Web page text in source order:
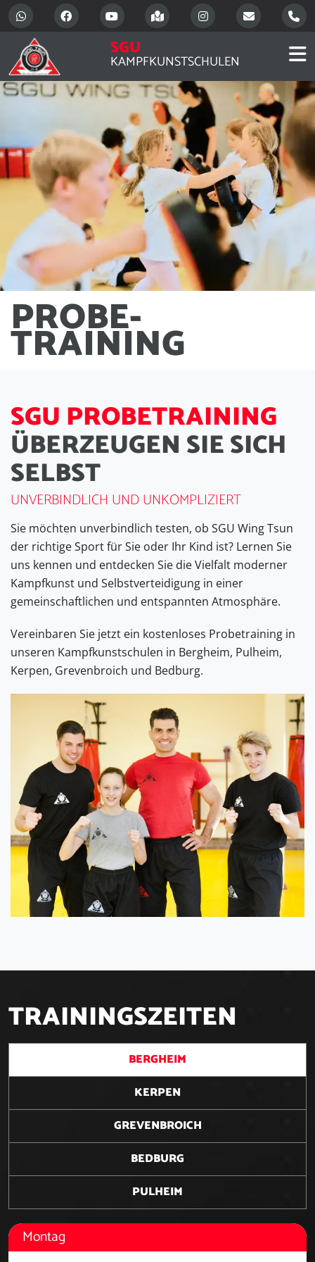
SGU
KAMPFKUNSTSCHULEN
PROBE-
TRAINING
SGU PROBETRAINING
ÜBERZEUGEN SIESICH
SELBST
UNVERBINDLICH UND UNKOMPLIZIERT
Sie möchten unverbindlich testen, ob SGU Wing Tsun
der richtige Sport für Sie oder Ihr Kind ist? Lernen Sie
uns kennen und entdecken Sie die Vielfalt moderner
Kampfkunst und Selbstverteidigung in einer
gemeinschaftlichen und entspannten Atmosphäre.
Vereinbaren Sie jetzt ein kostenloses Probetraining in
unseren Kampfkunstschulen in Bergheim, Pulheim,
Kerpen, Grevenbroich und Bedburg.
TRAININGSZEITEN
BERGHEIM
KERPEN
GREVENBROICH
BEDBURG
PULHEIM
Montag